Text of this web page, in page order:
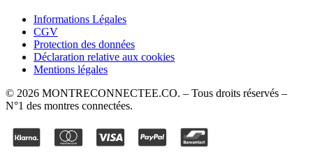
Informations Légales
CGV
Protection des données
Déclaration relative aux cookies
Mentions légales
© 2026 MONTRECONNECTEE.CO. – Tous droits réservés –
N°1 des montres connectées.